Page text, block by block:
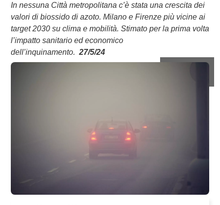
In nessuna Città metropolitana c’è stata una crescita dei
valori di biossido di azoto. Milano e Firenze più vicine ai
target 2030 su clima e mobilità. Stimato per la prima volta
l’impatto sanitario ed economico
dell’inquinamento. 27/5/24